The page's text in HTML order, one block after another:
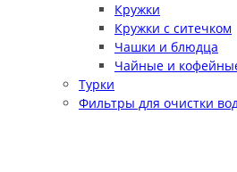
Кружки
Кружки с ситечком
Чашки и блюдца
Чайные и
Турки
Фильтры для очистки